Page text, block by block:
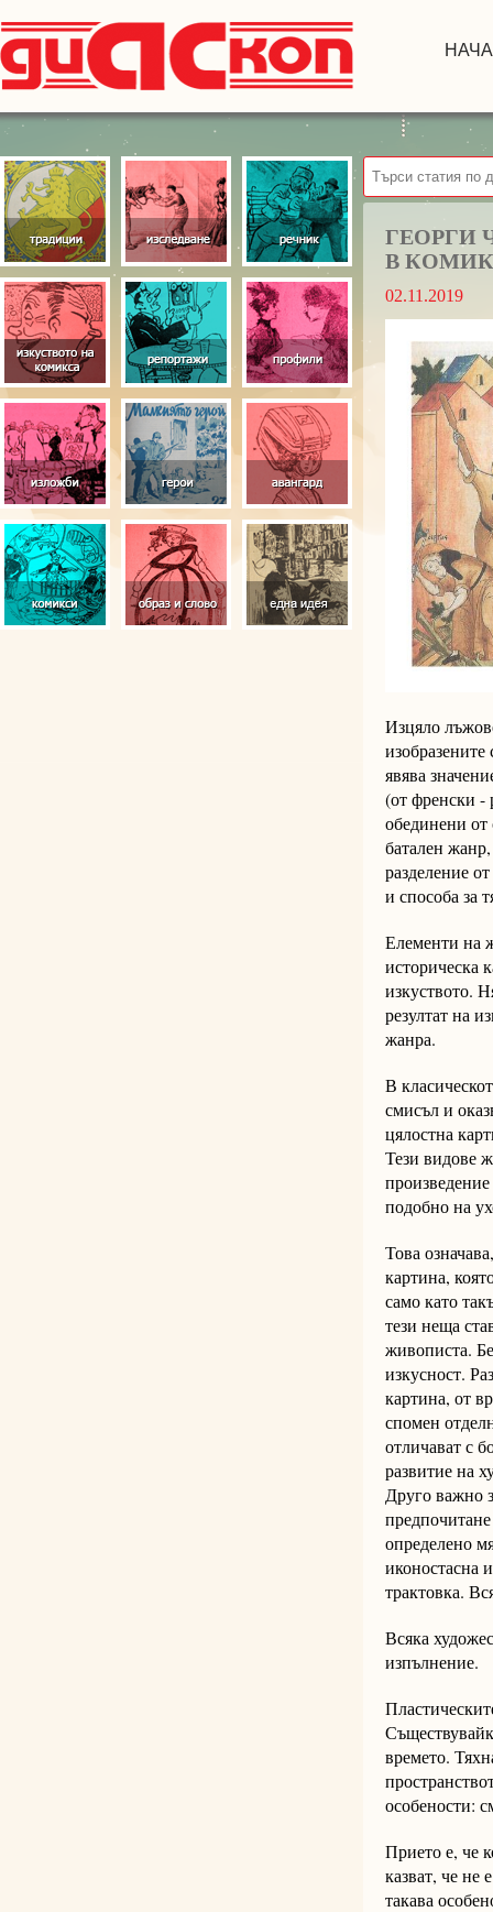
ГЕОРГИ
В
02.11.2019
Изцяло
явява
(от френски -
обединени
батален
разделение
и способа за
Елементи на
историческа
изкуството.
резултат на
жанра.
В
смисъл и
цялостна
Тези видове
подобно на
Това
картина,
само като
тези неща
живописта.
изкусност.
картина, от
спомен
отличават с
развитие на
Друго важно
определено
иконостасна
трактовка.
Всяка
изпълнение.
времето.
особености:
Прието е, че
казват, че не
такава